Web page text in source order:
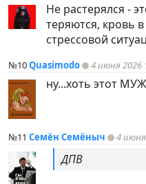
Не растерялся -
теряются, кровь
стрессовой
№10Quasimodo 4 июня 2026
ну...хоть этот
№11 Семён Семёныч 4
ДПВ